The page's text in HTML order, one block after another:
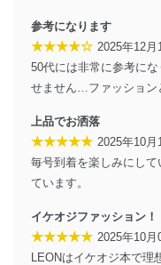
外部からの不正ア
個人データを
個人データを
ソフトウェア
情報システムの使
メール等によ
個人情報保護マネジ
当社は、内部監査
参考になります
★★★★☆ 2025年12月
50代には非常に参考に
せません…ファッション
上品でお洒落
★★★★★ 2025年10月
毎号到着を楽しみにし
ています。
イケオジファッション！
★★★★★ 2025年10月
LEONはイケオジ本で理